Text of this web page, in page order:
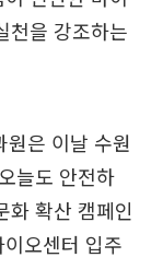
천을 강조하는
은 이날 수원
늘도 안전하
화 확산 캠페인
오센터 입주